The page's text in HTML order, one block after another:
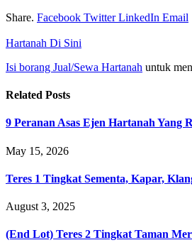
Share. Facebook Twitter LinkedIn Email
Hartanah Di Sini
Isi borang Jual/Sewa Hartanah untuk
Related Posts
9 Peranan Asas Ejen Hartanah Yang
May 15, 2026
Teres 1 Tingkat Sementa, Kapar,
August 3, 2025
(End Lot) Teres 2 Tingkat Taman